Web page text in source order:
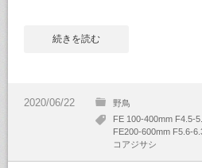
続きを読む
野鳥
FE 100-400mm F4.5-
FE200-600mm F5.6-
コアジサシ